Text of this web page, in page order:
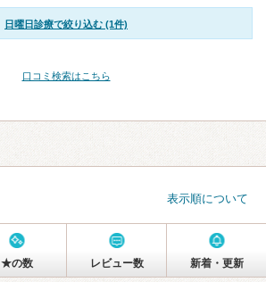
日曜日診療で絞り込む (1件)
口コミ検索はこちら
表示順について
★の数 レビュー数 新着・更新